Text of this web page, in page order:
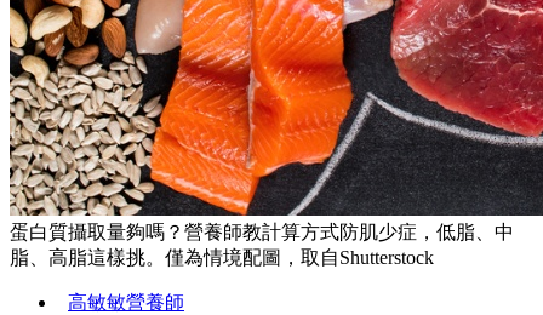
蛋白質攝取量夠嗎？營養師教計算方式防肌少症，低脂、中
脂、高脂這樣挑。僅為情境配圖，取自Shutterstock
高敏敏營養師